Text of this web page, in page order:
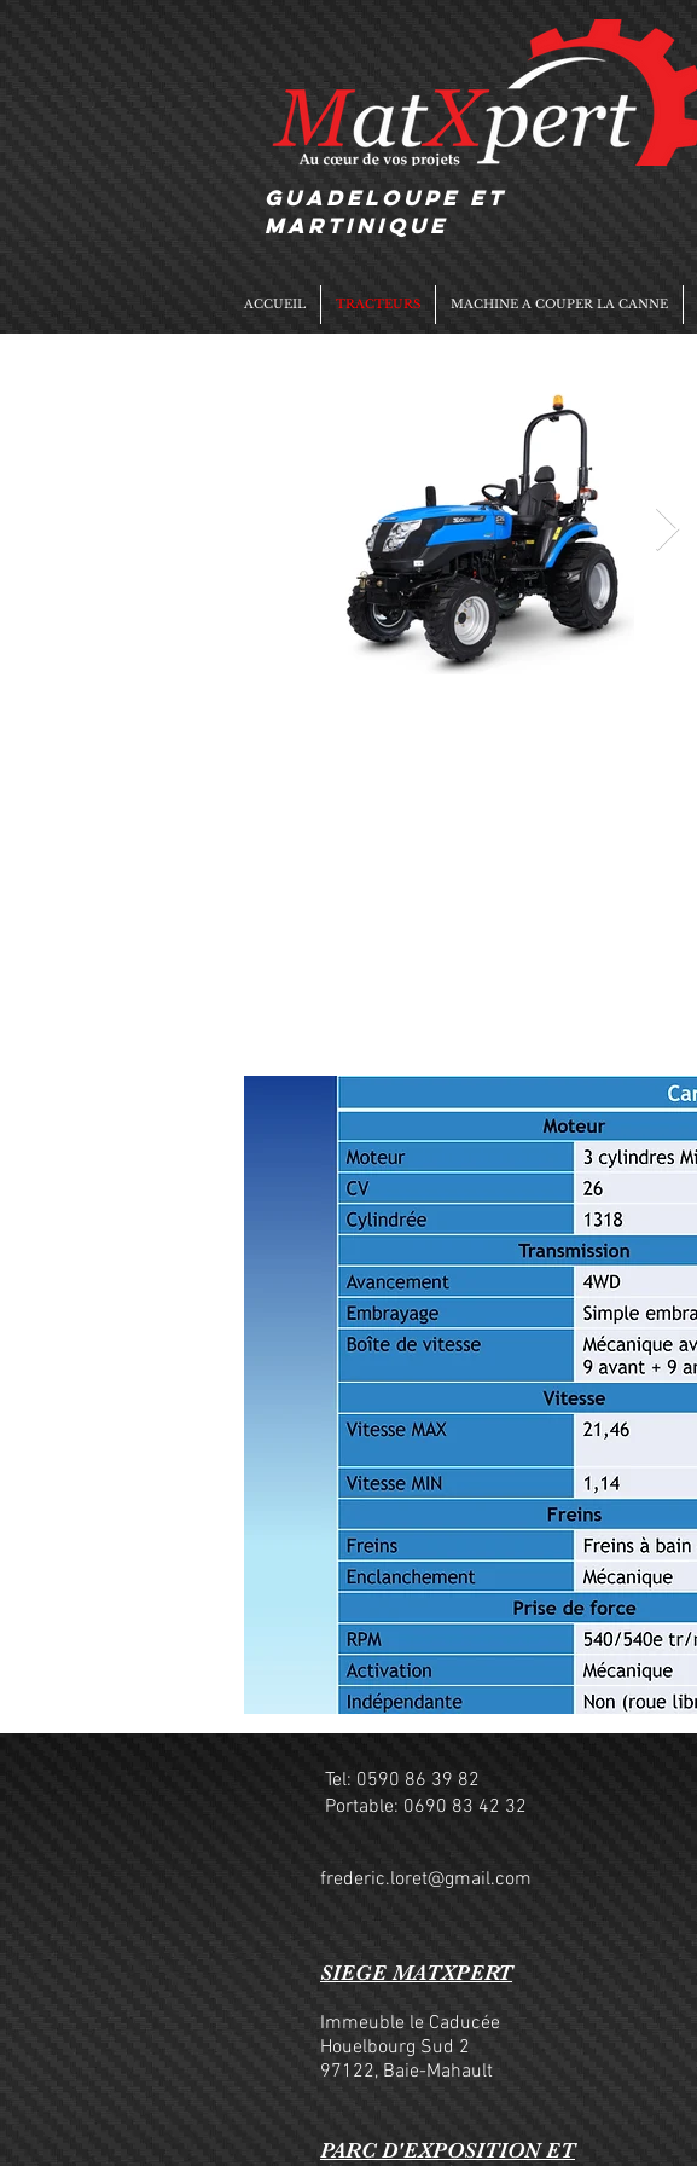
GUADELOUPE et
MARTINIQUE
ACCUEIL TRACTEURS MACHINE A COUPER LA CANNE
Tel: 0590 86 39 82
Portable: 0690 83 42 32
frederic.loret@gmail.com
SIEGE MATXPERT
Immeuble le Caducée
Houelbourg Sud 2
97122, Baie-Mahault
PARC D'EXPOSITION ET